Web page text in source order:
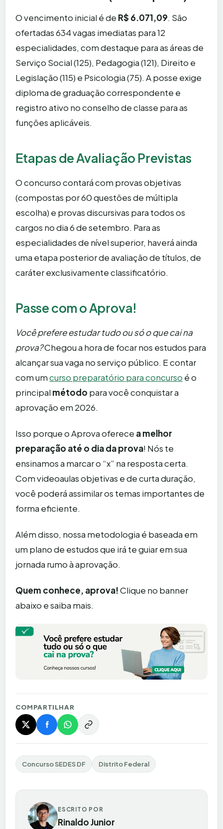
O vencimento inicial é de R$ 6.071,09. São
ofertadas 634 vagas imediatas para 12
especialidades, com destaque para as áreas de
Serviço Social (125), Pedagogia (121), Direito e
Legislação (115) e Psicologia (75). A posse exige
diploma de graduação correspondente e
registro ativo no conselho de classe para as
funções aplicáveis.
Etapas de Avaliação Previstas
O concurso contará com provas objetivas
(compostas por 60 questões de múltipla
escolha) e provas discursivas para todos os
cargos no dia 6 de setembro. Para as
especialidades de nível superior, haverá ainda
uma etapa posterior de avaliação de títulos, de
caráter exclusivamente classificatório.
Passe com o Aprova!
Você prefere estudar tudo ou só o que cai na
prova?Chegou a hora de focar nos estudos para
alcançar sua vaga no serviço público. E contar
com umcurso preparatório para concurso é o
principal método para você conquistar a
aprovação em 2026.
Isso porque o Aprova oferece a melhor
preparação até o dia da prova! Nós te
ensinamos a marcar o “x” na resposta certa.
Com videoaulas objetivas e de curta duração,
você poderá assimilar os temas importantes de
forma eficiente.
Além disso, nossa metodologia é baseada em
um plano de estudos que irá te guiar em sua
jornada rumo à aprovação.
Quem conhece, aprova!Clique no banner
abaixo e saiba mais.
COMPARTILHAR
Concurso SEDES DF Distrito Federal
ESCRITO POR
Rinaldo Junior